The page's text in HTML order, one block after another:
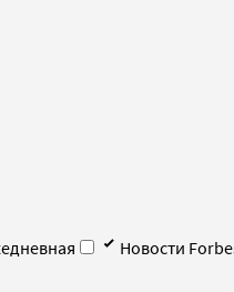
Новости